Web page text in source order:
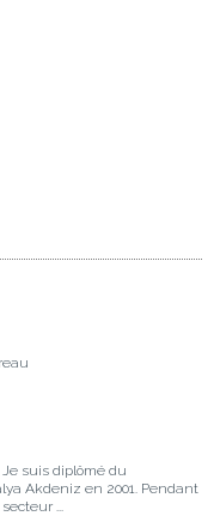
suis diplômé du
Akdeniz en 2001. Pendant
...